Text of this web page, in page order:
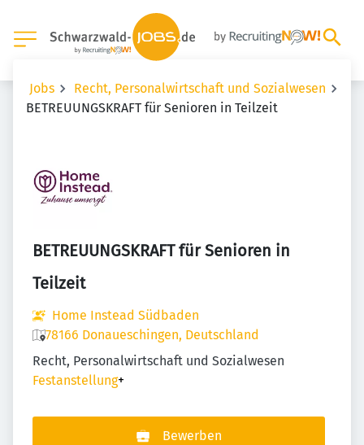
Jobs
Recht, Personalwirtschaft und Sozialwesen
BETREUUNGSKRAFT für Senioren in Teilzeit
BETREUUNGSKRAFT für Senioren in
Teilzeit
Home Instead Südbaden
78166 Donaueschingen, Deutschland
Recht, Personalwirtschaft und Sozialwesen
Festanstellung+
Bewerben